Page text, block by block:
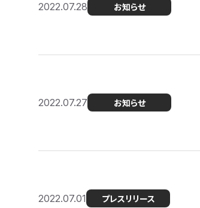
2022.07.28 お知らせ
2022.07.27 お知らせ
2022.07.01 プレスリリース